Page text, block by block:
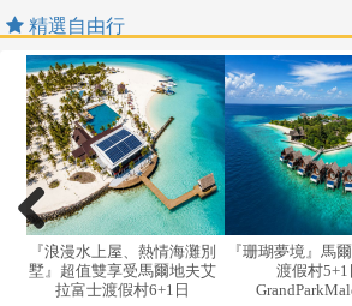
上旅客，及患有心臟病、高血壓、孕婦等
審酌自身情況，以確保安全。
13.
為考量旅客自身之旅遊安全並顧及同
益，本行程恕無法接受年滿70歲以上之貴
之單獨報名，不便之處，敬請見諒。
14.
於峇里島機場提領行李時，建議您最
機場裡的服務人員（PORTER
）幫忙提，
關後（在機場的外面）向您索取高額的服
15.
SPA使用限制說明：未滿12歲（不含
SPA。若不佔床，則皆不含 SPA及泛舟，故
的不悅與困擾。
11. 本行程團體旅遊行程，為顧及旅客出
相關問題，在旅遊期間，恕無法接受脫隊
滿足您的旅遊需求，建議您另行選購迷你
見諒。
12. 本行程之優惠報價對象限定於本國人
團有效；非本國籍旅客報價請洽業務人員。
13. 本行程交通住宿及旅遊點儘量忠於原
將會前後更動或互換觀光點，或其他不可
放棄，恕不退費敬請鑒諒。
14. 特別注意：由於峇里島的中小型酒店
【印尼旅遊須知】
東南亞絕大部份五星級酒店或VILLA 均不提供
品，故薦於個人衛生等因素，請您務必打包於
帶。
出入境印尼護照需六個月以上之效期。
藥物：胃腸藥、感冒藥、暈車藥、私人習慣性
地理環境：
位於南緯8度，東經115度，乃印尼眾多島嶼
5小時(無時差)約5620km；全島約390平方公
部份是虔誠印度教徒，充滿濃厚印度教色彩，
精選自由行
艾
『珊瑚夢境』馬爾地夫君樂
渡假村5+1日
GrandParkMaldives
『上帝遺落的珍
夫美居渡假